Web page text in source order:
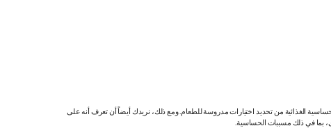
الغذائية من تحديد اختيارات مدروسة للطعام. ومع ذلك، نريدك أيضاً أن تعرف أنه على
بما في ذلك مسببات الحساسية.